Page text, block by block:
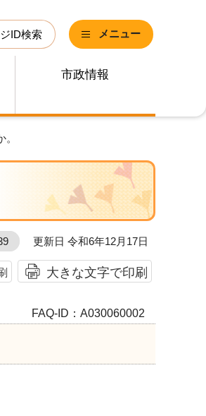
ID検索 メニュー
市政情報
更新日 令和6年12月17日
大きな文字で印刷
FAQ-ID：A030060002